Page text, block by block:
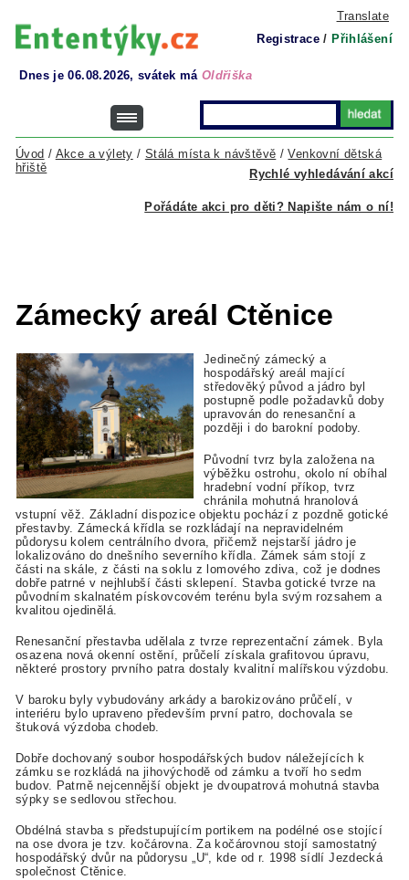
Translate
Registrace / Přihlášení
Dnes je 06.08.2026, svátek má Oldřiška
Rychlé vyhledávání akcí
Úvod / Akce a výlety / Stálá místa k návštěvě /Venkovní dětská
hřiště
Pořádáte akci pro děti? Napište nám o ní!
Zámecký areál Ctěnice
Jedinečný zámecký a
hospodářský areál mající
středověký původ a jádro byl
postupně podle požadavků doby
upravován do renesanční a
později i do barokní podoby.
Původní tvrz byla založena na
výběžku ostrohu, okolo ní obíhal
hradební vodní příkop, tvrz
chránila mohutná hranolová
vstupní věž. Základní dispozice objektu pochází z pozdně gotické
přestavby. Zámecká křídla se rozkládají na nepravidelném
půdorysu kolem centrálního dvora, přičemž nejstarší jádro je
lokalizováno do dnešního severního křídla. Zámek sám stojí z
části na skále, z části na soklu z lomového zdiva, což je dodnes
dobře patrné v nejhlubší části sklepení. Stavba gotické tvrze na
původním skalnatém pískovcovém terénu byla svým rozsahem a
kvalitou ojedinělá.
Renesanční přestavba udělala z tvrze reprezentační zámek. Byla
osazena nová okenní ostění, průčelí získala grafitovou úpravu,
některé prostory prvního patra dostaly kvalitní malířskou výzdobu.
V baroku byly vybudovány arkády a barokizováno průčelí, v
interiéru bylo upraveno především první patro, dochovala se
štuková výzdoba chodeb.
Dobře dochovaný soubor hospodářských budov náležejících k
zámku se rozkládá na jihovýchodě od zámku a tvoří ho sedm
budov. Patrně nejcennější objekt je dvoupatrová mohutná stavba
sýpky se sedlovou střechou.
Obdélná stavba s předstupujícím portikem na podélné ose stojící
na ose dvora je tzv. kočárovna. Za kočárovnou stojí samostatný
hospodářský dvůr na půdorysu „U“, kde od r. 1998 sídlí Jezdecká
společnost Ctěnice.